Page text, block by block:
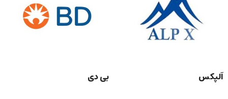
آلپکس بی دی